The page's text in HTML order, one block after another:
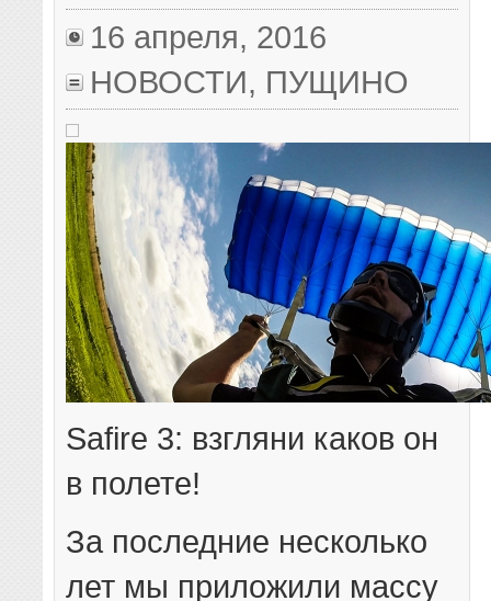
16 апреля, 2016
НОВОСТИ, ПУЩИНО
Safire 3: взгляни каков он
в полете!
За последние несколько
лет мы приложили массу